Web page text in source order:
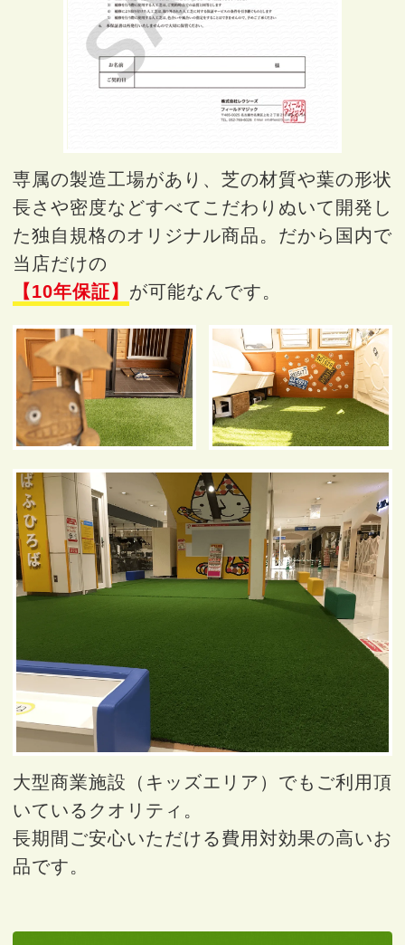
専属の製造工場があり、芝の材質や葉の形状
長さや密度などすべてこだわりぬいて開発し
た独自規格のオリジナル商品。だから国内で
当店だけの
【10年保証】 が可能なんです。
大型商業施設（キッズエリア）でもご利用頂
いているクオリティ。
長期間ご安心いただける費用対効果の高いお
品です。